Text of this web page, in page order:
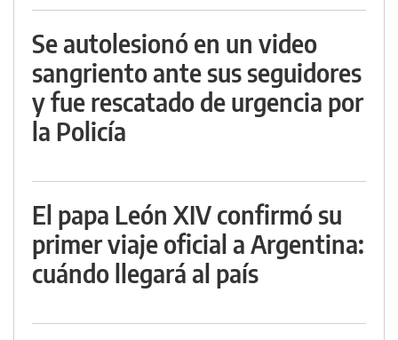
Se autolesionó en un video
sangriento ante sus seguidores
y fue rescatado de urgencia por
la Policía
El papa León XIV confirmó su
primer viaje oficial a Argentina:
cuándo llegará al país